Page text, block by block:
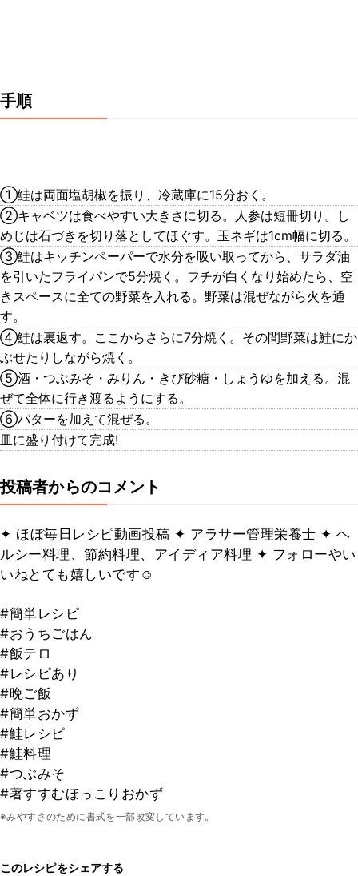
手順
①鮭は両面塩胡椒を振り、冷蔵庫に15分おく。
②キャベツは食べやすい大きさに切る。人参は短冊切り。し
めじは石づきを切り落としてほぐす。玉ネギは1cm幅に切る。
③鮭はキッチンペーパーで水分を吸い取ってから、サラダ油
を引いたフライパンで5分焼く。フチが白くなり始めたら、空
きスペースに全ての野菜を入れる。野菜は混ぜながら火を通
す。
④鮭は裏返す。ここからさらに7分焼く。その間野菜は鮭にか
ぶせたりしながら焼く。
⑤酒・つぶみそ・みりん・きび砂糖・しょうゆを加える。混
ぜて全体に行き渡るようにする。
⑥バターを加えて混ぜる。
皿に盛り付けて完成!
投稿者からのコメント
✦ ほぼ毎日レシピ動画投稿 ✦ アラサー管理栄養士 ✦ ヘ
ルシー料理、節約料理、アイディア料理 ✦ フォローやい
いねとても嬉しいです☺︎
#簡単レシピ
#おうちごはん
#飯テロ
#レシピあり
#晩ご飯
#簡単おかず
#鮭レシピ
#鮭料理
#つぶみそ
#著すすむほっこりおかず
※みやすさのために書式を一部改変しています。
このレシピをシェアする